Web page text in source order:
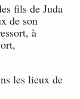
fils de Juda
de son
à
les lieux de